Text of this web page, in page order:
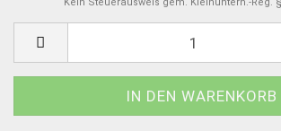
Kein Steuerausweis gem. Kleinuntern.-Reg.